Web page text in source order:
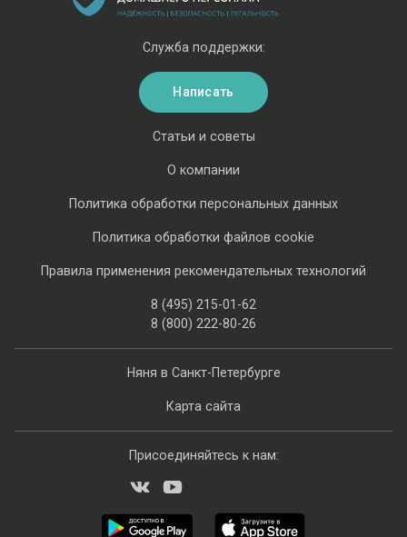
Няня в Санкт-Петербурге
Карта сайта
Статьи и советы
О компании
Политика обработки персональных данных
Политика обработки файлов cookie
Правила применения рекомендательных технологий
8 (495) 215-01-62
8 (800) 222-80-26
Служба поддержки:
Написать
Присоединяйтесь к нам: